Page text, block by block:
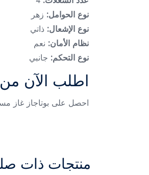
نوع الحوامل: زهر
نوع الإشعال: ذاتي
نظام الأمان: نعم
نوع التحكم: جانبي
اطلب الآن
احصل على بوتاجاز غاز مسطح البا بلت إن 60 سم واستمتع بأداء عملي وتحكم سهل
منتجات ذات